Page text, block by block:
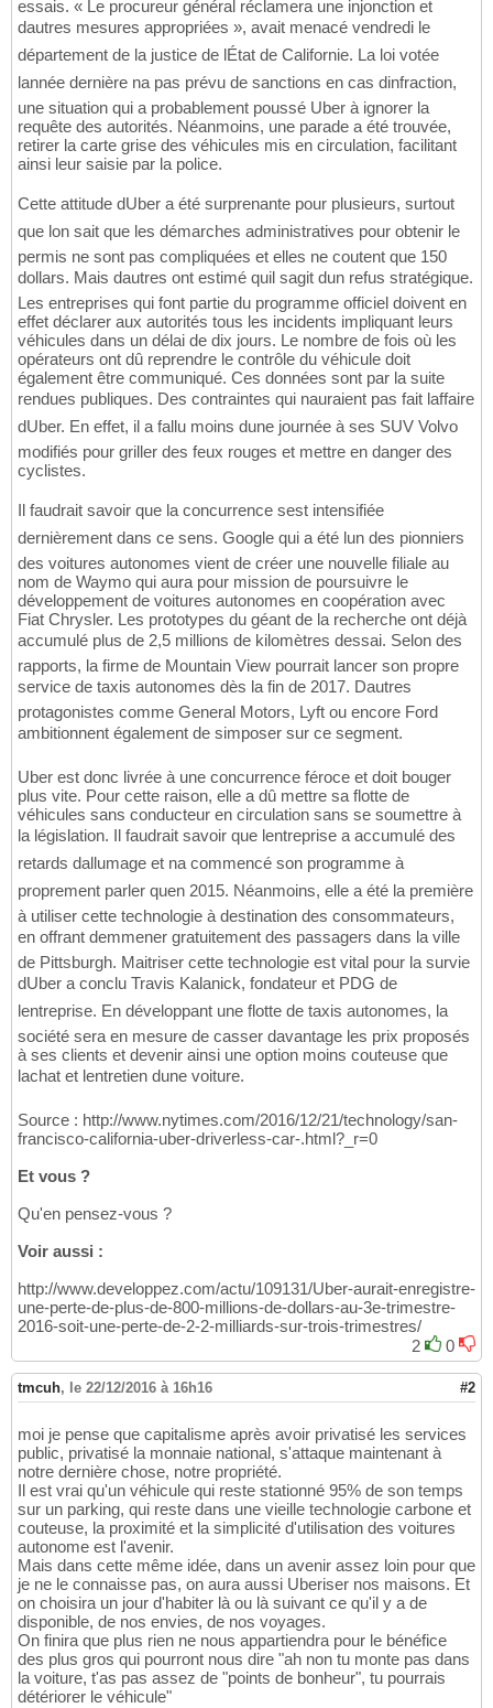
essais. « Le procureur général réclamera une injonction et
dautres mesures appropriées », avait menacé vendredi le
département de la justice de lÉtat de Californie. La loi votée
lannée dernière na pas prévu de sanctions en cas dinfraction,
une situation qui a probablement poussé Uber à ignorer la
requête des autorités. Néanmoins, une parade a été trouvée,
retirer la carte grise des véhicules mis en circulation, facilitant
ainsi leur saisie par la police.
Cette attitude dUber a été surprenante pour plusieurs, surtout
que lon sait que les démarches administratives pour obtenir le
permis ne sont pas compliquées et elles ne coutent que 150
dollars. Mais dautres ont estimé quil sagit dun refus stratégique.
Les entreprises qui font partie du programme officiel doivent en
effet déclarer aux autorités tous les incidents impliquant leurs
véhicules dans un délai de dix jours. Le nombre de fois où les
opérateurs ont dû reprendre le contrôle du véhicule doit
également être communiqué. Ces données sont par la suite
rendues publiques. Des contraintes qui nauraient pas fait laffaire
dUber. En effet, il a fallu moins dune journée à ses SUV Volvo
modifiés pour griller des feux rouges et mettre en danger des
cyclistes.
Il faudrait savoir que la concurrence sest intensifiée
dernièrement dans ce sens. Google qui a été lun des pionniers
des voitures autonomes vient de créer une nouvelle filiale au
nom de Waymo qui aura pour mission de poursuivre le
développement de voitures autonomes en coopération avec
Fiat Chrysler. Les prototypes du géant de la recherche ont déjà
accumulé plus de 2,5 millions de kilomètres dessai. Selon des
rapports, la firme de Mountain View pourrait lancer son propre
service de taxis autonomes dès la fin de 2017. Dautres
protagonistes comme General Motors, Lyft ou encore Ford
ambitionnent également de simposer sur ce segment.
Uber est donc livrée à une concurrence féroce et doit bouger
plus vite. Pour cette raison, elle a dû mettre sa flotte de
véhicules sans conducteur en circulation sans se soumettre à
la législation. Il faudrait savoir que lentreprise a accumulé des
retards dallumage et na commencé son programme à
proprement parler quen 2015. Néanmoins, elle a été la première
à utiliser cette technologie à destination des consommateurs,
en offrant demmener gratuitement des passagers dans la ville
de Pittsburgh. Maitriser cette technologie est vital pour la survie
dUber a conclu Travis Kalanick, fondateur et PDG de
lentreprise. En développant une flotte de taxis autonomes, la
société sera en mesure de casser davantage les prix proposés
à ses clients et devenir ainsi une option moins couteuse que
lachat et lentretien dune voiture.
Source : http://www.nytimes.com/2016/12/21/technology/san-
francisco-california-uber-driverless-car-.html?_r=0
Et vous ?
Qu'en pensez-vous ?
Voir aussi :
http://www.developpez.com/actu/109131/Uber-aurait-enregistre-
une-perte-de-plus-de-800-millions-de-dollars-au-3e-trimestre-
2016-soit-une-perte-de-2-2-milliards-sur-trois-trimestres/
2
0
tmcuh, le 22/12/2016 à 16h16 #2
moi je pense que capitalisme après avoir privatisé les services
public, privatisé la monnaie national, s'attaque maintenant à
notre dernière chose, notre propriété.
Il est vrai qu'un véhicule qui reste stationné 95% de son temps
sur un parking, qui reste dans une vieille technologie carbone et
couteuse, la proximité et la simplicité d'utilisation des voitures
autonome est l'avenir.
Mais dans cette même idée, dans un avenir assez loin pour que
je ne le connaisse pas, on aura aussi Uberiser nos maisons. Et
on choisira un jour d'habiter là ou là suivant ce qu'il y a de
disponible, de nos envies, de nos voyages.
On finira que plus rien ne nous appartiendra pour le bénéfice
des plus gros qui pourront nous dire "ah non tu monte pas dans
la voiture, t'as pas assez de "points de bonheur", tu pourrais
détériorer le véhicule"